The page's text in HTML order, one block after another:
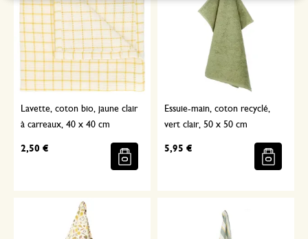
Lavette, coton bio, jaune clair
à carreaux, 40 x 40 cm
2,50 €
Essuie-main, coton recyclé,
vert clair, 50 x 50 cm
5,95 €